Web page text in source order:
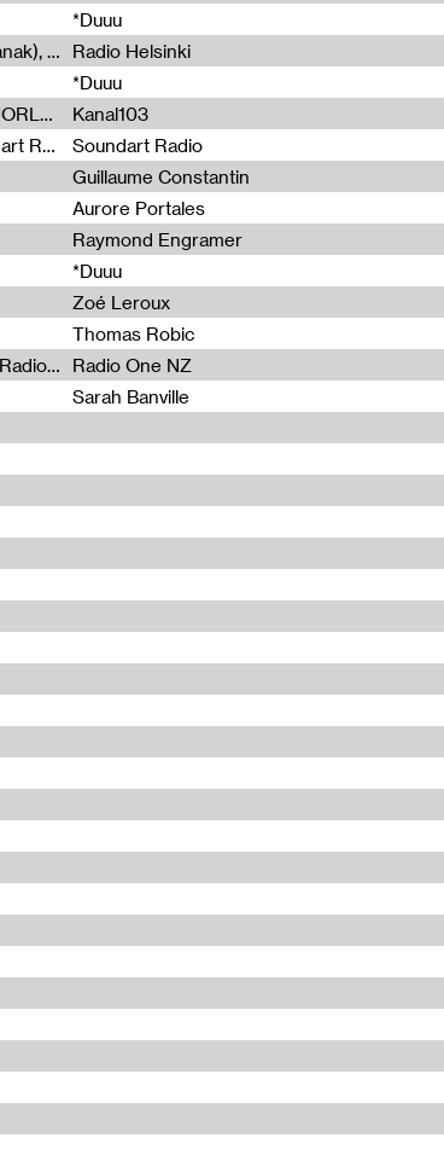
*Duuu
Radia Show #1084 : "Silver Epiphany" by Irrflug (Mark Kanak), featuring Jarboe and Blixa Bargeld (for Radio Helsinki) Radio Helsinki
*Duuu
Radia Show #1083 : MUSIC IS MURDER BY MARTIN DJORLEV (KANAL103) Kanal103
Radia Show #1082 : Spooky Aspic at a Distance - Soundart Radio Soundart Radio
Guillaume Constantin
Aurore Portales
Raymond Engramer
*Duuu
Zoé Leroux
Thomas Robic
Radia Show #1081: The Wind of Heaven by Jim Denley (Radio One 91 FM) Radio One NZ
Sarah Banville